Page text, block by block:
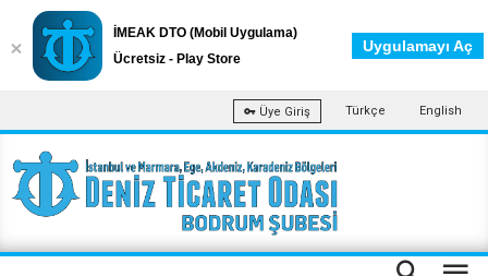
Üye Giriş Türkçe English
İMEAK DTO (Mobil Uygulama)
Ücretsiz - Play Store
Uygulamayı Aç